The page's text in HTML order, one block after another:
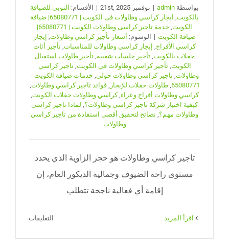
بواسطة admin
| نوفمبر 21st, 2025 | الأقسام: النوبي للضيافة
بالكويت
ايجار كراسي وطاولات فى الكويت | 65080771| ضيافة
الكويت
خدمة تاجير كراسى وطاولات الكويت | 65080771|
ضيافة الكويت | الوسوم: أسعار تأجير كراسي وطاولات
إيجار
كراسي الأفراح
إيجار كراسي وطاولات للمناسبات تأجير أثاث
حفلات بالكويت ,تأجير جلسات شعبية ,تأجير طاولات استقبال
الكويت ,تأجير كراسي وطاولات في الكويت ,تاجير كراسي
وطاولات ,تاجير كراسي وطاولات حولي خدمات ضيافة الكويت -
65080771
,طاولات حفلات للإيجار ,فوائد تاجير كراسي وطاولات
كراسي وطاولات أفراح وعزاء ,كراسي وطاولات حفلات الكويت
كيفية اختيار شركة تاجير كراسي وطاولات؟ لماذا تاجير كراسي
وطاولات مهم؟ نصائح لتحقيق أقصى استفادة من تاجير كراسي
وطاولات
تاجير كراسي وطاولات هو حجر الزاوية الذي يحدد
مستوى راحة الضيوف وجمالية الديكور العام، إن
إقامة أي فعالية ناجحة تتطلب
التعليقات